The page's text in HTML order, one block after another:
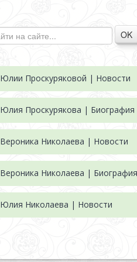
OK
Юлии Проскуряковой | Новости
Юлия Проскурякова | Биография
Вероника Николаева | Новости
Вероника Николаева | Биография
Юлия Николаева | Новости